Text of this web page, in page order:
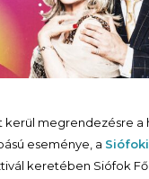
kerül megrendezésre
eseménye, a
keretében Siófok